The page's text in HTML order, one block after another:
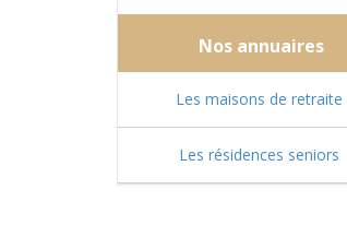
Nos annuaires
Les maisons de retraite
Les résidences seniors